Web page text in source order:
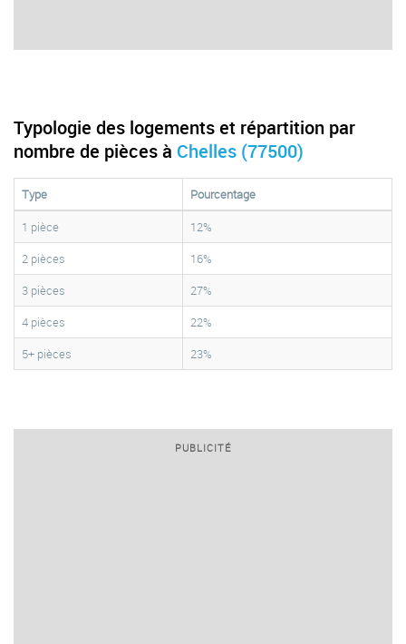
Typologie des logements et répartition par
nombre de pièces à Chelles (77500)
Type
Pourcentage
1 pièce
12%
2 pièces
16%
3 pièces
27%
4 pièces
22%
5+ pièces
23%
PUBLICITÉ